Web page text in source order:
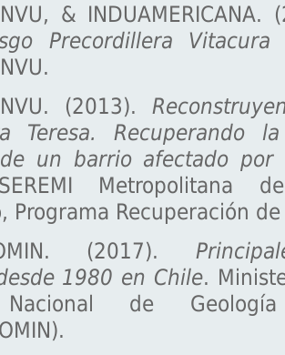
& INDUAMERICANA.
Precordillera
(2013).
Teresa. Recuperando
un barrio afectado por
Metropolitana
Programa Recuperación
(2017).
1980 en Chile.
Nacional de